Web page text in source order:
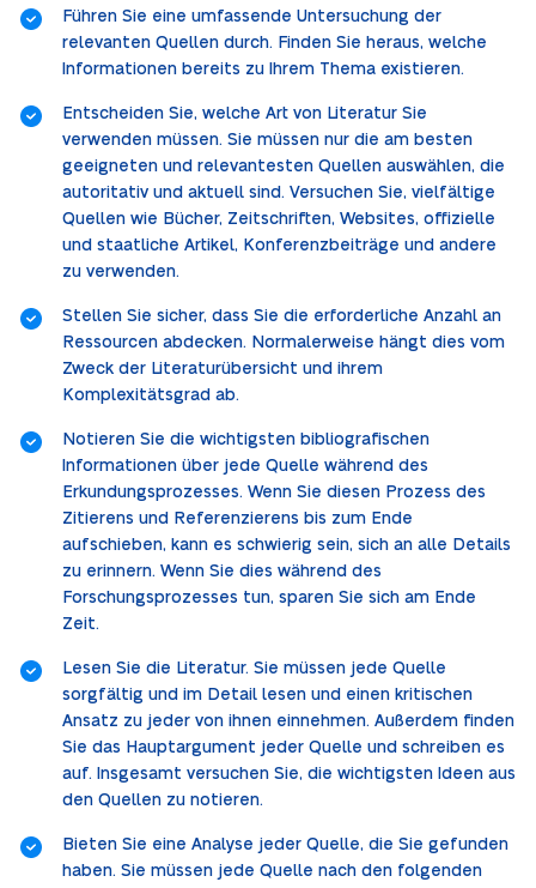
Führen Sie eine umfassende Untersuchung der
relevanten Quellen durch. Finden Sie heraus, welche
Informationen bereits zu Ihrem Thema existieren.
Entscheiden Sie, welche Art von Literatur Sie
verwenden müssen. Sie müssen nur die am besten
geeigneten und relevantesten Quellen auswählen, die
autoritativ und aktuell sind. Versuchen Sie, vielfältige
Quellen wie Bücher, Zeitschriften, Websites, offizielle
und staatliche Artikel, Konferenzbeiträge und andere
zu verwenden.
Stellen Sie sicher, dass Sie die erforderliche Anzahl an
Ressourcen abdecken. Normalerweise hängt dies vom
Zweck der Literaturübersicht und ihrem
Komplexitätsgrad ab.
Notieren Sie die wichtigsten bibliografischen
Informationen über jede Quelle während des
Erkundungsprozesses. Wenn Sie diesen Prozess des
Zitierens und Referenzierens bis zum Ende
aufschieben, kann es schwierig sein, sich an alle Details
zu erinnern. Wenn Sie dies während des
Forschungsprozesses tun, sparen Sie sich am Ende
Zeit.
Lesen Sie die Literatur. Sie müssen jede Quelle
sorgfältig und im Detail lesen und einen kritischen
Ansatz zu jeder von ihnen einnehmen. Außerdem finden
Sie das Hauptargument jeder Quelle und schreiben es
auf. Insgesamt versuchen Sie, die wichtigsten Ideen aus
den Quellen zu notieren.
Bieten Sie eine Analyse jeder Quelle, die Sie gefunden
haben. Sie müssen jede Quelle nach den folgenden